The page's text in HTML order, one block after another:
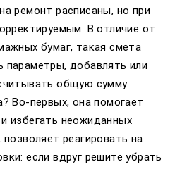
ремонт расписаны, но при
В отличие от
бумаг, такая смета
параметры, добавлять или
общую сумму.
Во-первых, она помогает
избегать неожиданных
реагировать на
если вдруг решите убрать